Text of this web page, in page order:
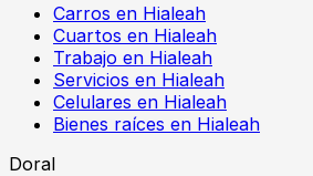
Carros en Hialeah
Cuartos en Hialeah
Trabajo en Hialeah
Servicios en Hialeah
Celulares en Hialeah
Bienes raíces en Hialeah
Doral